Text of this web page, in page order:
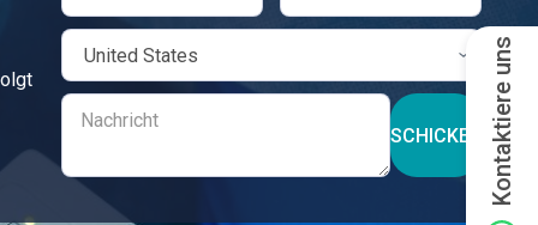
SCHICKEN Kontaktiere uns